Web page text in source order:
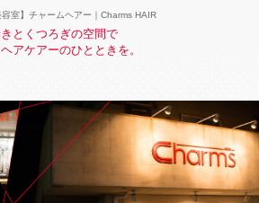
容室】チャームヘアー｜Charms HAIR
とくつろぎの空間で
アケアーのひとときを。